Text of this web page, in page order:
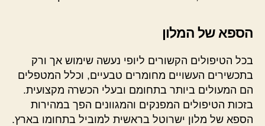
הספא של המלון
בכל הטיפולים הקשורים ליופי נעשה שימוש אך ורק
בתכשירים העשויים מחומרים טבעיים, וכלל המטפלים
הם המעולים ביותר בתחומם ובעלי הכשרה מקצועית.
בזכות הטיפולים המפנקים והמגוונים הפך במהירות
הספא של מלון ישרוטל בראשית למוביל בתחומו בארץ.